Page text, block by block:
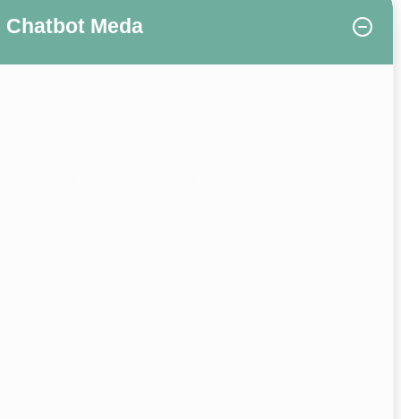
která zaručuje vysokou kvalitu barev a
však hledáte materiál, který pozvedne
rám.
Chatbot Meda